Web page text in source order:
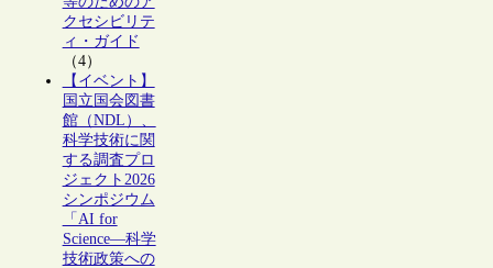
クセシビリテ
ィ・ガイド
（4）
【イベント】
国立国会図書
館（NDL）、
科学技術に関
する調査プロ
ジェクト2026
シンポジウム
「AI for
Science―科学
技術政策への